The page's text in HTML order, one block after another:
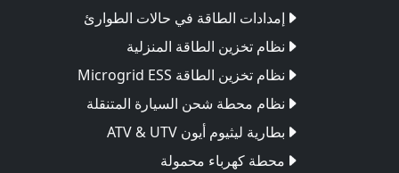
إمدادات الطاقة في حالات الطوارئ
نظام تخزين الطاقة المنزلية
نظام تخزين الطاقة Microgrid ESS
نظام محطة شحن السيارة المتنقلة
بطارية ليثيوم أيون ATV & UTV
محطة كهرباء محمولة